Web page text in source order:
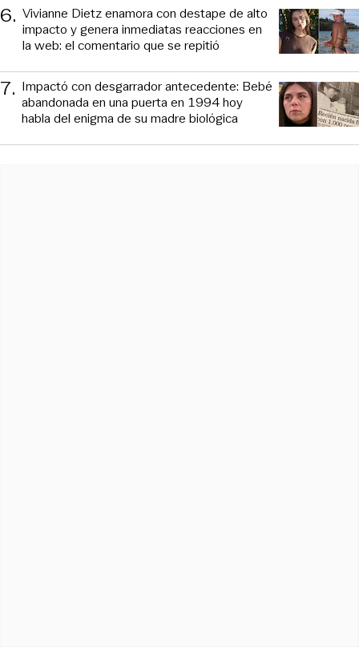
6. Vivianne Dietz enamora con destape de alto
impacto y genera inmediatas reacciones en
la web: el comentario que se repitió
7. Impactó con desgarrador antecedente: Bebé
abandonada en una puerta en 1994 hoy
habla del enigma de su madre biológica